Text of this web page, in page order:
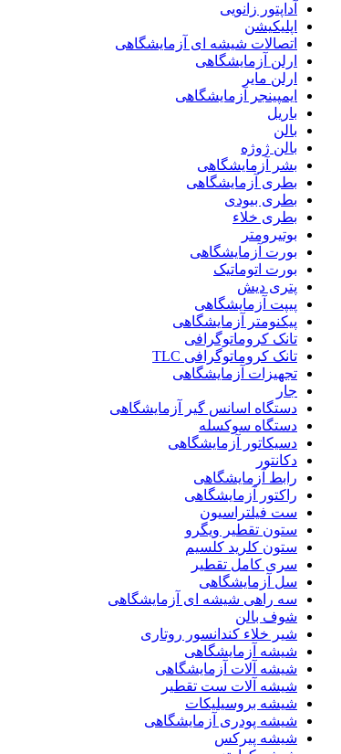
آداپتور زانویی
اپلیکیشن
اتصالات شیشه ای آزمایشگاهی
ارلن آزمایشگاهی
ارلن مایر
ایمپینجر آزمایشگاهی
باریل
بالن
بالن ژوژه
بشر آزمایشگاهی
بطری آزمایشگاهی
بطری بیودی
بطری خلاء
بوتیرومتر
بورت آزمایشگاهی
بورت اتوماتیک
پتری دیش
پیپت آزمایشگاهی
پیکنومتر آزمایشگاهی
تانک کروماتوگرافی
تانک کروماتوگرافی TLC
تجهیزات آزمایشگاهی
جار
دستگاه اسانس گیر آزمایشگاهی
دستگاه سوکسله
دسیکاتور آزمایشگاهی
دکانتور
رابط آزمایشگاهی
راکتور آزمایشگاهی
ست فیلتراسیون
ستون تقطیر ویگرو
ستون کلرید کلسیم
سری کامل تقطیر
سل آزمایشگاهی
سه راهی شیشه ای آزمایشگاهی
شوف بالن
شیر خلاء کندانسور روتاری
شیشه آزمایشگاهی
شیشه آلات آزمایشگاهی
شیشه آلات ست تقطیر
شیشه بروسیلیکات
شیشه پودری آزمایشگاهی
شیشه پیرکس